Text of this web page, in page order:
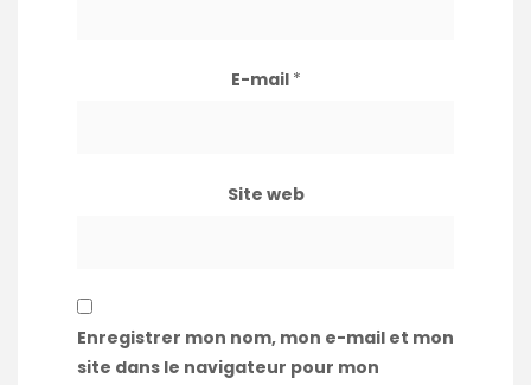
E-mail *
Site web
Enregistrer mon nom, mon e-mail et mon
site dans le navigateur pour mon